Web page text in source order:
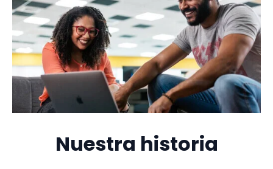
Nuestra historia